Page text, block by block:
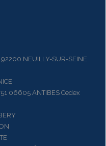
NEUILLY-SUR-SEINE
06605 ANTIBES Cedex